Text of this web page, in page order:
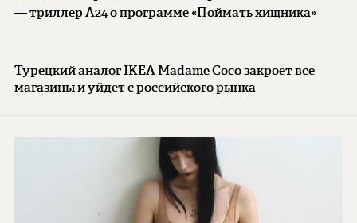
— триллер A24 о программе «Поймать хищника»
Турецкий аналог IKEA Madame Coco закроет все
магазины и уйдет с российского рынка